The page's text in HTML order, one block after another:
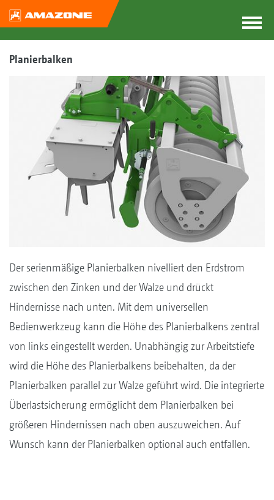
Planierbalken
Der serienmäßige Planierbalken nivelliert den Erdstrom
zwischen den Zinken und der Walze und drückt
Hindernisse nach unten. Mit dem universellen
Bedienwerkzeug kann die Höhe des Planierbalkens zentral
von links eingestellt werden. Unabhängig zur Arbeitstiefe
wird die Höhe des Planierbalkens beibehalten, da der
Planierbalken parallel zur Walze geführt wird. Die integrierte
Überlastsicherung ermöglicht dem Planierbalken bei
größeren Hindernissen nach oben auszuweichen. Auf
Wunsch kann der Planierbalken optional auch entfallen.